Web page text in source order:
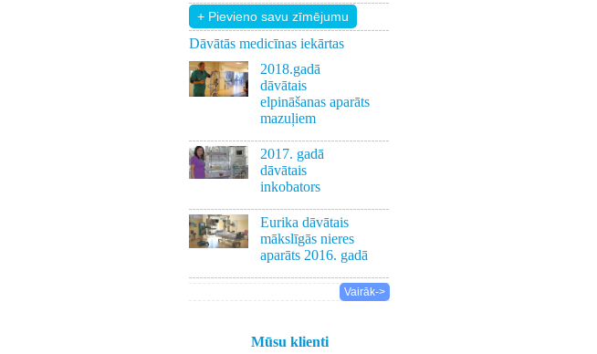
+ Pievieno savu zīmējumu
Dāvātās medicīnas iekārtas
2018.gadā
dāvātais
elpināšanas aparāts
mazuļiem
2017. gadā
dāvātais
inkobators
Eurika dāvātais
mākslīgās nieres
aparāts 2016. gadā
Vairāk->
Mūsu klienti